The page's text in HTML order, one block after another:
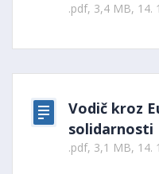
.pdf, 3,4 MB, 14.
Vodič kroz
solidarnosti
.pdf, 3,1 MB, 14.